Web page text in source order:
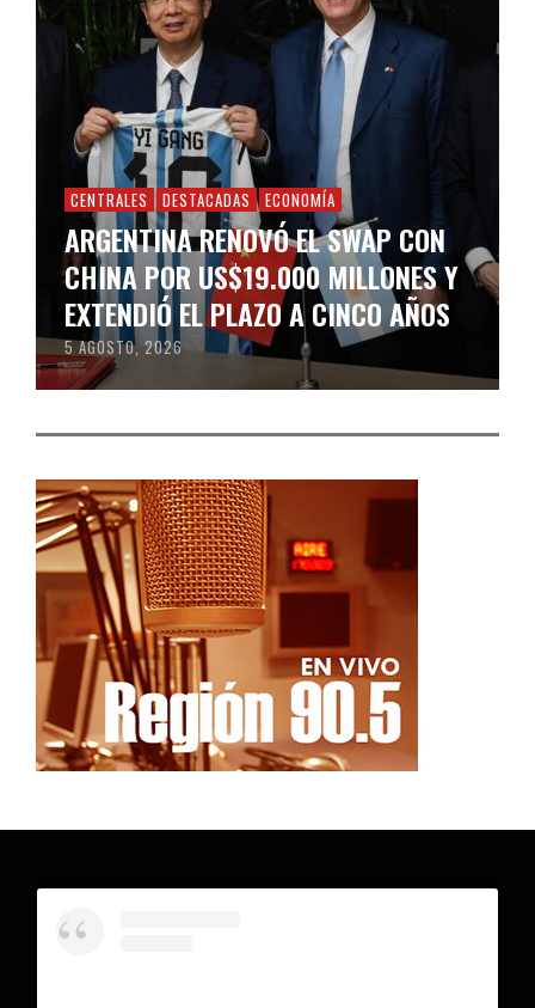
CENTRALES DESTACADAS ECONOMÍA
ARGENTINA RENOVÓ EL SWAP CON
CHINA POR US$19.000 MILLONES Y
EXTENDIÓ EL PLAZO A CINCO AÑOS
5 AGOSTO, 2026